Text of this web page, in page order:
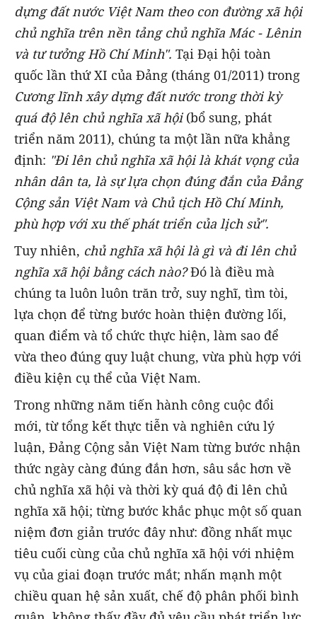
dựng đất nước Việt Nam theo con đường xã hội
chủ nghĩa trên nền tảng chủ nghĩa Mác - Lênin
và tư tưởng Hồ Chí Minh". Tại Đại hội toàn
quốc lần thứ XI của Đảng (tháng 01/2011) trong
Cương lĩnh xây dựng đất nước trong thời kỳ
quá độ lên chủ nghĩa xã hội(bổ sung, phát
triển năm 2011), chúng ta một lần nữa khẳng
định: "Đi lên chủ nghĩa xã hội là khát vọng của
nhân dân ta, là sự lựa chọn đúng đắn của Đảng
Cộng sản Việt Nam và Chủ tịch Hồ Chí Minh,
phù hợp với xu thế phát triển của lịch sử".
Tuy nhiên, chủ nghĩa xã hội là gì và đi lên chủ
nghĩa xã hội bằng cách nào?Đó là điều mà
chúng ta luôn luôn trăn trở, suy nghĩ, tìm tòi,
lựa chọn để từng bước hoàn thiện đường lối,
quan điểm và tổ chức thực hiện, làm sao để
vừa theo đúng quy luật chung, vừa phù hợp với
điều kiện cụ thể của Việt Nam.
Trong những năm tiến hành công cuộc đổi
mới, từ tổng kết thực tiễn và nghiên cứu lý
luận, Đảng Cộng sản Việt Nam từng bước nhận
thức ngày càng đúng đắn hơn, sâu sắc hơn về
chủ nghĩa xã hội và thời kỳ quá độ đi lên chủ
nghĩa xã hội; từng bước khắc phục một số quan
niệm đơn giản trước đây như: đồng nhất mục
tiêu cuối cùng của chủ nghĩa xã hội với nhiệm
vụ của giai đoạn trước mắt; nhấn mạnh một
chiều quan hệ sản xuất, chế độ phân phối bình